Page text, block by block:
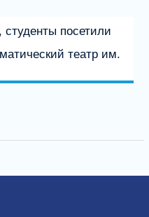
студенты посетили
театр им.